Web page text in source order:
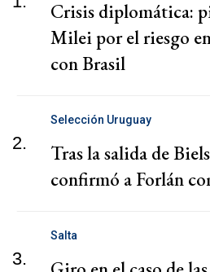
Crisis diplomática:
Milei por el riesgo
con Brasil
2.
Selección Uruguay
Tras la salida de
confirmó a Forlán
3.
Salta